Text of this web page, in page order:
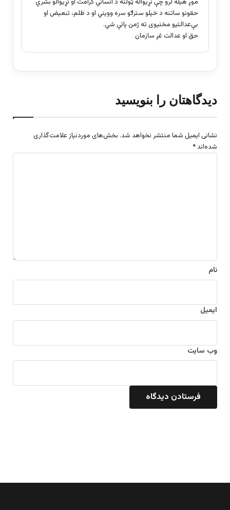
حقونو ساتنه د خپلو سترګو سره وویني او د ظلم، تبعیض او
بې‌عدالتیو مخنیوی ته ژمن پاتې شي.
حق او عدالت غږ سازمان
دیدگاهتان را بنویسید
نشانی ایمیل شما منتشر نخواهد شد. بخش‌های موردنیاز علامت‌گذاری
شده‌اند *
نام
ایمیل
وب‌ سایت